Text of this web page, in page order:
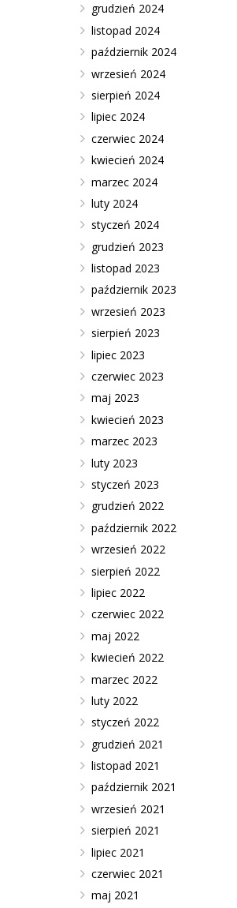
grudzień 2024
listopad 2024
październik 2024
wrzesień 2024
sierpień 2024
lipiec 2024
czerwiec 2024
kwiecień 2024
marzec 2024
luty 2024
styczeń 2024
grudzień 2023
listopad 2023
październik 2023
wrzesień 2023
sierpień 2023
lipiec 2023
czerwiec 2023
maj 2023
kwiecień 2023
marzec 2023
luty 2023
styczeń 2023
grudzień 2022
październik 2022
wrzesień 2022
sierpień 2022
lipiec 2022
czerwiec 2022
maj 2022
kwiecień 2022
marzec 2022
luty 2022
styczeń 2022
grudzień 2021
listopad 2021
październik 2021
wrzesień 2021
sierpień 2021
lipiec 2021
czerwiec 2021
maj 2021